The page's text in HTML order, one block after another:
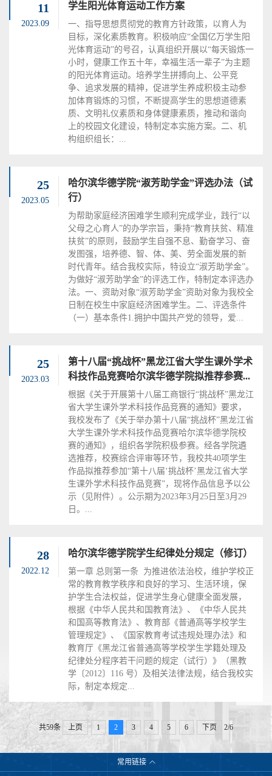
11
2023.09
学生阳光体育运动工作方案
一、指导思想贯彻党的教育方针政策，以育人为
目标，深化素质教育。积极响应“全国亿万学生阳
光体育运动”的号召，认真组织开展以“每天锻炼一
小时，健康工作五十年，幸福生活一辈子”为主题
的阳光体育运动。培养学生拼搏向上、公平竞
争、追求发展的精神，促进学生养成积极主动参
加体育锻炼的习惯，不断提高学生的思想道德素
质、文明礼仪素质和身体健康素质，推动和谐向
上的校园文化建设，特制定本实施方案。二、机
构组织组长：...
25
2023.05
哈尔滨华德学院“淑芳助学金”评选办法（试
行）
为帮助家庭经济困难学生顺利完成学业，践行“以
父母之心育人”的办学宗旨，秉持“教育扶贫、精准
扶贫”的原则，鼓励学生自强不息、勤奋学习、奋
发图强，培养德、智、体、美、劳全面发展的新
时代青年。结合我校实际，特设立“淑芳助学金”。
为做好“淑芳助学金”的评选工作，特制定本评选办
法。一、资助对象“淑芳助学金”资助对象为我校全
日制在校生中家庭经济困难学生。二、评选条件
（一）基本条件1.拥护中国共产党的领导，爱...
25
2023.03
第十八届“挑战杯”黑龙江省大学生课外学术
科技作品竞赛哈尔滨华德学院拟推荐参赛...
根据《关于开展第十八届工商银行“挑战杯”黑龙江
省大学生课外学术科技作品竞赛的通知》要求，
我校发布了《关于举办第十八届“挑战杯”黑龙江省
大学生课外学术科技作品竞赛哈尔滨华德学院校
赛的通知》，组织各学院积极参赛。经各学院遴
选推荐，校赛综合评审等环节，我校共40项学生
作品拟推荐参加“第十八届‘挑战杯’黑龙江省大学
生课外学术科技作品竞赛”，现将作品信息予以公
示（见附件）。公示期为2023年3月25日至3月29
日。...
28
2022.12
哈尔滨华德学院学生纪律处分规定（修订）
第一章 总则第一条 为推进依法治校，维护学校正
常的教育教学秩序和良好的学习、生活环境，保
护学生合法权益，促进学生身心健康全面发展，
根据《中华人民共和国教育法》、《中华人民共
和国高等教育法》、教育部《普通高等学校学生
管理规定》、《国家教育考试违规处理办法》和
教育厅《黑龙江省普通高等学校学生学籍处理及
纪律处分程序若干问题的规定（试行）》（黑教
学〔2012〕116 号）及相关法律法规，结合我校实
际，制定本规定...
共59条 上页 1 2 3 4 5 6 下页 2/6
常用链接